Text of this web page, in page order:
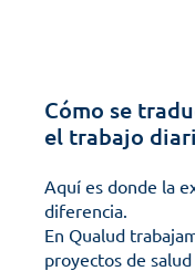
Cómo se
el trabajo
Aquí es donde la
diferencia.
En Qualud
proyectos de